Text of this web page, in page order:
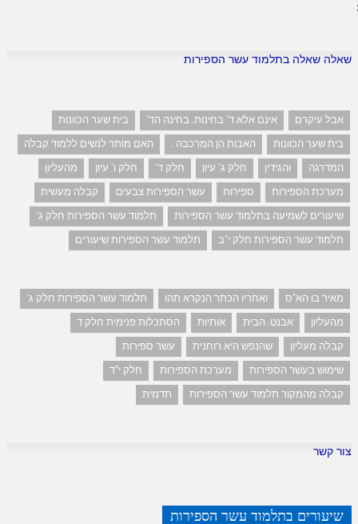
שאלה שאלה בתלמוד עשר הספירות
אבל עיקרם אינם אלא ד' בחינות. בחינה הד'
בית שער הכוונות
בית שער הכוונות
האבות הן המרכבה .
האם מותר לנשים ללמוד קבלה
המדרגה
והגידין חלק ג' עיון חלק ד' חלק ו' עיון
מהעליון
מערכת הספירות
ספירות עשר הספירות צבעים
קבלה מעשית
שיעורים לשמיעה בתלמוד עשר הספירות
תלמוד עשר הספירות חלק ג'
תלמוד עשר הספירות חלק י"ב
תלמוד עשר הספירות שיעורים
מאיר בו הא"ס ואחריו הכתר הנקרא תהו
תלמוד עשר הספירות חלק ג'
מהעליון
אבנט. הבית אותיות
הסתכלות פנימית חלק ד
קבלה מעליון
שהנפש היא רוחנית
עשר ספירות
שימוש בעשר הספירות
מערכת הספירות
חלק י"ד
קבלה מהמקור תלמוד עשר הספירות
תדמית
צור קשר
שיעורים בתלמוד עשר הספירות